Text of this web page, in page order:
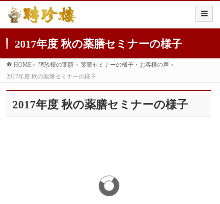
2017年度 秋の薬膳セミナーの様子
HOME » 聘珍樓の薬膳 » 薬膳セミナーの様子・お客様の声 »
2017年度 秋の薬膳セミナーの様子
2017年度 秋の薬膳セミナーの様子